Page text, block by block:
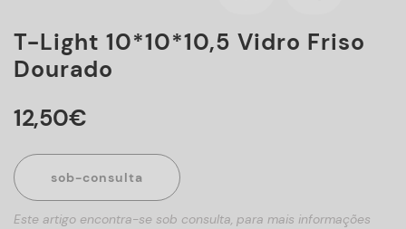
T-Light 10*10*10,5 Vidro Friso
Dourado
12,50€
sob-consulta
Este artigo encontra-se sob consulta, para mais informações